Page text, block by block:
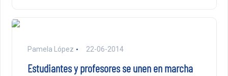
Pamela López 22-06-2014
Estudiantes y profesores se unen en marcha